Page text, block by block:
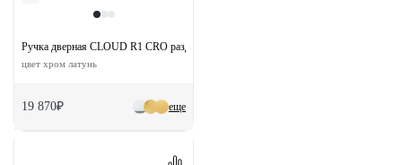
еще
Ручка дверная CLOUD R1 CRO раздельная на круглой розетке
цвет хром латунь
19 870₽